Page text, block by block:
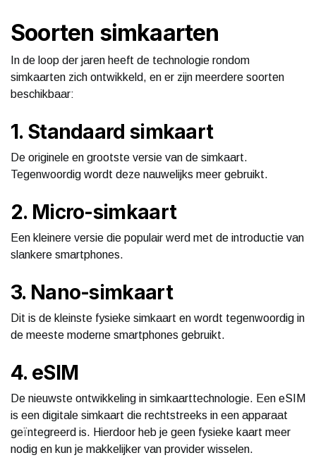
Soorten simkaarten
In de loop der jaren heeft de technologie rondom
simkaarten zich ontwikkeld, en er zijn meerdere soorten
beschikbaar:
1. Standaard simkaart
De originele en grootste versie van de simkaart.
Tegenwoordig wordt deze nauwelijks meer gebruikt.
2. Micro-simkaart
Een kleinere versie die populair werd met de introductie van
slankere smartphones.
3. Nano-simkaart
Dit is de kleinste fysieke simkaart en wordt tegenwoordig in
de meeste moderne smartphones gebruikt.
4. eSIM
De nieuwste ontwikkeling in simkaarttechnologie. Een eSIM
is een digitale simkaart die rechtstreeks in een apparaat
geïntegreerd is. Hierdoor heb je geen fysieke kaart meer
nodig en kun je makkelijker van provider wisselen.